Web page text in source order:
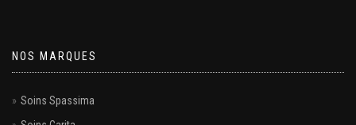
NOS MARQUES
Soins Spassima